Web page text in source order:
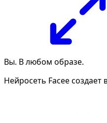
Вы. В любом образе.
Нейросеть Facee